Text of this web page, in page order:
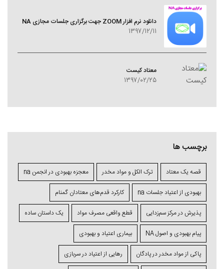
دانلود نرم افزار ZOOM جهت برگزاری جلسات مجازی NA
1397/12/11
معتاد کيست
1397/02/25
برچسب ها
قصه یک معتاد ترک الکل و مواد مخدر معجزه بهبودی در انجمن na
بهبودی از اعتیاد جلسات na کارکرد قدم‌های معتادان گمنام
پذیرش در مرکز سم‌زدایی قطع واقعی مصرف مواد یک داستان ساده
پیام بهبودی و اصول NA بیماری اعتیاد و بهبودی
پاکی از مواد مخدر در پادگان رهایی از اعتیاد در سربازی